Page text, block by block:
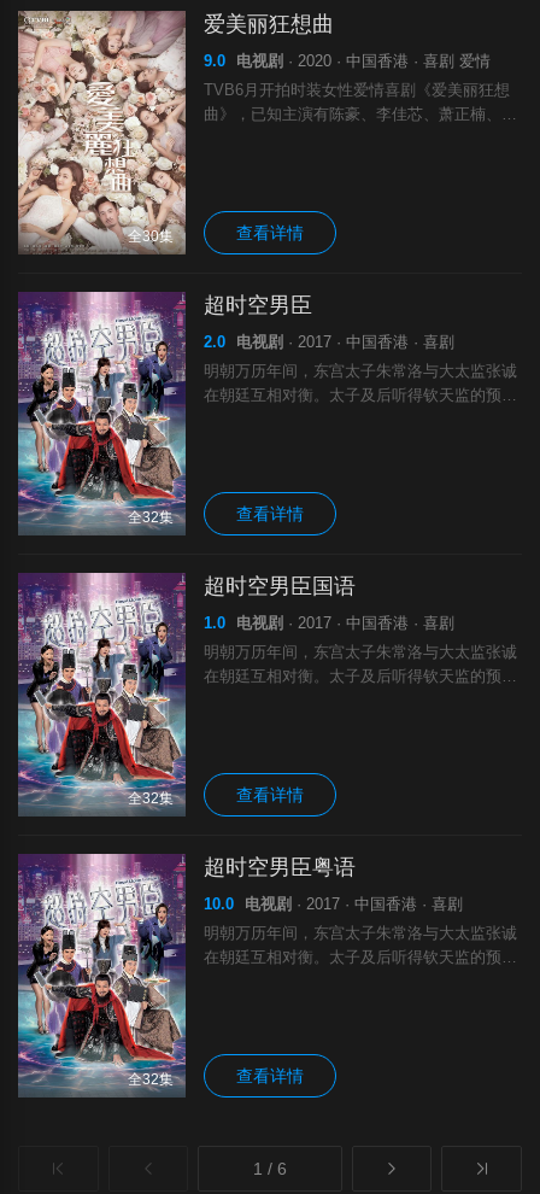
全30集
爱美丽狂想曲
9.0 电视剧 · 2020 · 中国香港 · 喜剧 爱情
TVB6月开拍时装女性爱情喜剧《爱美丽狂想
曲》，已知主演有陈豪、李佳芯、萧正楠、曹
查看详情
全32集
超时空男臣
2.0 电视剧 · 2017 · 中国香港 · 喜剧
明朝万历年间，东宫太子朱常洛与大太监张诚
在朝廷互相对衡。太子及后听得钦天监的预
光.
查看详情
全32集
超时空男臣国语
1.0 电视剧 · 2017 · 中国香港 · 喜剧
明朝万历年间，东宫太子朱常洛与大太监张诚
在朝廷互相对衡。太子及后听得钦天监的预
光.
查看详情
全32集
超时空男臣粤语
10.0 电视剧 · 2017 · 中国香港 · 喜剧
明朝万历年间，东宫太子朱常洛与大太监张诚
在朝廷互相对衡。太子及后听得钦天监的预
光.
查看详情
1 / 6